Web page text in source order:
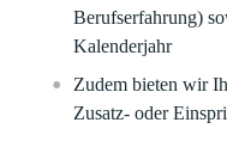
Berufserfahrung)
Kalenderjahr
Zudem bieten wir
Zusatz- oder